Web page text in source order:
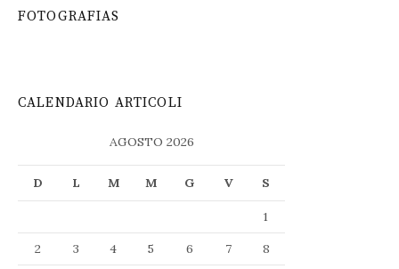
FOTOGRAFIAS
CALENDARIO ARTICOLI
AGOSTO 2026
D L M M G V S
1
2
3 4 5 6 7
8